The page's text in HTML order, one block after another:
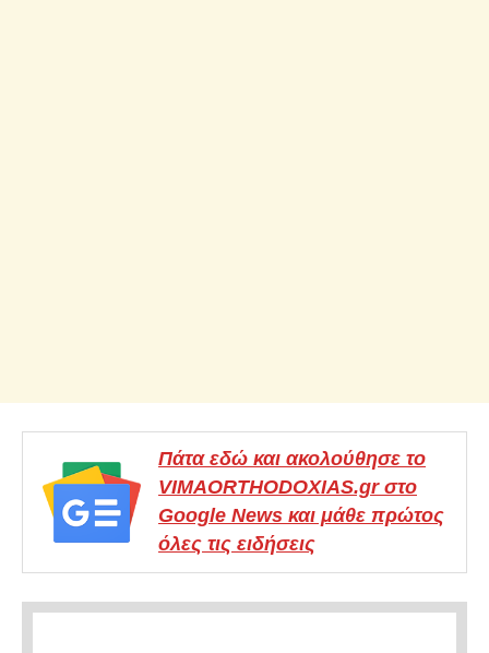
Πάτα εδώ και ακολούθησε το
VIMAORTHODOXIAS.gr στο
Google News και μάθε πρώτος
όλες τις ειδήσεις